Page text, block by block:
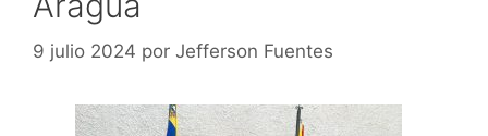
9 julio 2024 por Jefferson Fuentes